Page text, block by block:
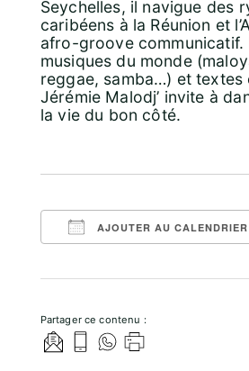
Seychelles, il navigue des
caribéens à la Réunion et
afro-groove communicatif.
musiques du monde
reggae, samba…) et textes
Jérémie Malodj’ invite à
la vie du bon côté.
AJOUTER AU CALENDRIER
Partager ce contenu :